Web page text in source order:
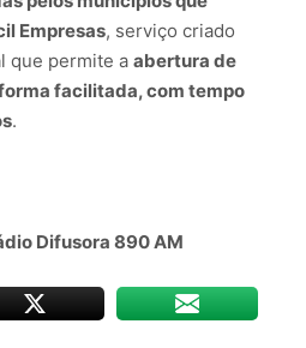
Empresas, serviço criado
que permite a abertura de
facilitada, com tempo
.
Difusora 890 AM